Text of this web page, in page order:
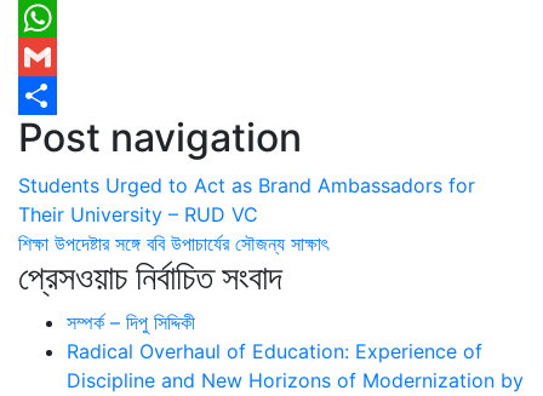
Messenger
WhatsApp
Gmail
Share
Post navigation
Students Urged to Act as Brand Ambassadors for
Their University – RUD VC
শিক্ষা উপদেষ্টার সঙ্গে ববি উপাচার্যের সৌজন্য সাক্ষাৎ
প্রেসওয়াচ নির্বাচিত সংবাদ
সম্পর্ক – দিপু সিদ্দিকী
Radical Overhaul of Education: Experience of
Discipline and New Horizons of Modernization by